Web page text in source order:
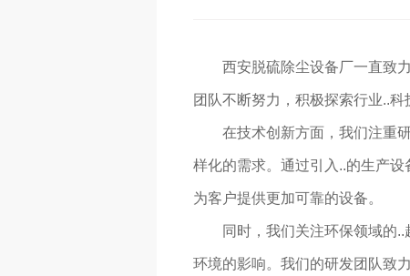
西安脱硫除尘设备厂一直致
团队不断努力，积极探索行业..科
在技术创新方面，我们注重
样化的需求。通过引入..的生产
为客户提供更加可靠的设备。
同时，我们关注环保领域的
环境的影响。我们的研发团队致